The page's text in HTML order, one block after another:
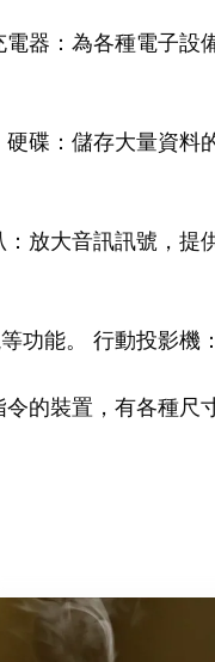
器：為各種電子
碟：儲存大量資
放大音訊訊號，
能。 行動投影機
的裝置，有各種尺